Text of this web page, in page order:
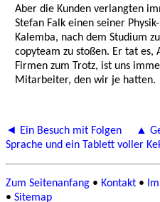
Aber die Kunden verlangten
Stefan Falk einen seiner
Kalemba, nach dem Studium
copyteam zu stoßen. Er tat
Firmen zum Trotz, ist uns
Mitarbeiter, den wir je hatten.
◄ Ein Besuch mit Folgen ▲
Sprache und ein Tablett voller
Zum Seitenanfang • Kontakt •
• Sitemap